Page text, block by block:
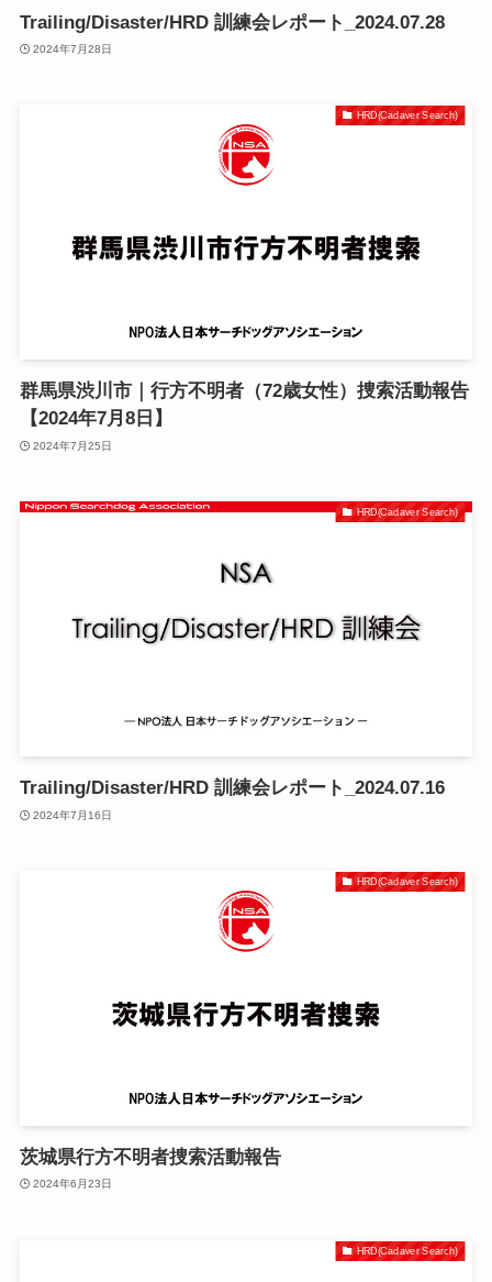
Trailing/Disaster/HRD 訓練会レポート_2024.07.28
2024年7月28日
HRD(Cadaver Search)
群馬県渋川市｜行方不明者（72歳女性）捜索活動報告
【2024年7月8日】
2024年7月25日
HRD(Cadaver Search)
Trailing/Disaster/HRD 訓練会レポート_2024.07.16
2024年7月16日
HRD(Cadaver Search)
茨城県行方不明者捜索活動報告
2024年6月23日
HRD(Cadaver Search)